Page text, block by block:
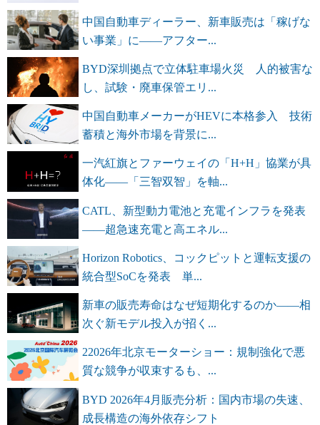
中国自動車ディーラー、新車販売は「稼げな
い事業」に――アフター...
BYD深圳拠点で立体駐車場火災 人的被害な
し、試験・廃車保管エリ...
中国自動車メーカーがHEVに本格参入 技術
蓄積と海外市場を背景に...
一汽紅旗とファーウェイの「H+H」協業が具
体化――「三智双智」を軸...
CATL、新型動力電池と充電インフラを発表
――超急速充電と高エネル...
Horizon Robotics、コックピットと運転支援の
統合型SoCを発表 単...
新車の販売寿命はなぜ短期化するのか――相
次ぐ新モデル投入が招く...
22026年北京モーターショー：規制強化で悪
質な競争が収束するも、...
BYD 2026年4月販売分析：国内市場の失速、
成長構造の海外依存シフト